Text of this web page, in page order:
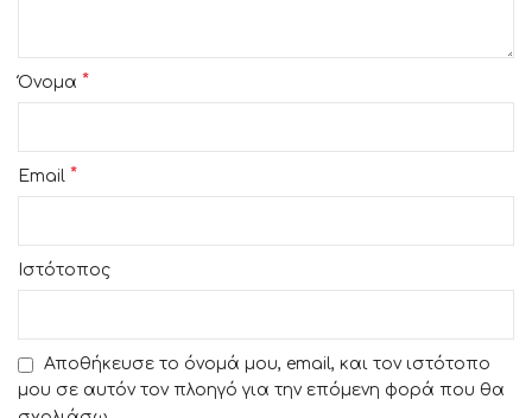
Όνομα *
Email *
Ιστότοπος
Αποθήκευσε το όνομά μου, email, και τον ιστότοπο
μου σε αυτόν τον πλοηγό για την επόμενη φορά που θα